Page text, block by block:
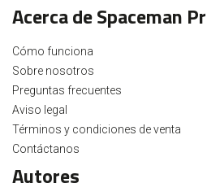
Acerca de Spaceman
Cómo funciona
Sobre nosotros
Preguntas frecuentes
Aviso legal
Términos y condiciones de venta
Contáctanos
Autores